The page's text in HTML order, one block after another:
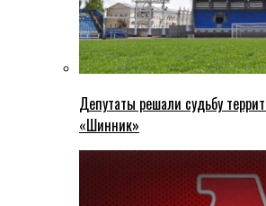
Депутаты решали судьбу
«Шинник»